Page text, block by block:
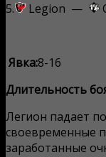
5. Legion —
Явка:8-16
Длительность
Легион падает
своевременные
заработанные